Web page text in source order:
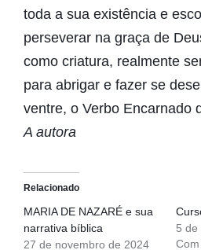
toda a sua existência e
perseverar na graça de
como criatura, realmente
para abrigar e fazer se
ventre, o Verbo Encarnado
A autora
Relacionado
MARIA DE NAZARÉ e sua
narrativa bíblica
27 de novembro de 2024
5 de